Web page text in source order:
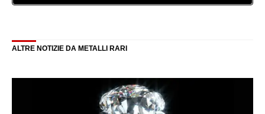
ALTRE NOTIZIE DA METALLI RARI